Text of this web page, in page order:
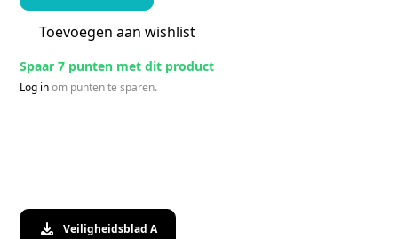
Toevoegen aan wishlist
Spaar 7 punten met dit product
Log inom punten te sparen.
Veiligheidsblad A